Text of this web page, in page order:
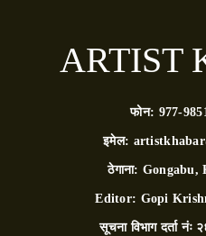
ARTIST
फोन: 977-
इमेल:
ठेगाना: Gongabu,
Editor: Gopi
सूचना विभाग दर्ता नंः